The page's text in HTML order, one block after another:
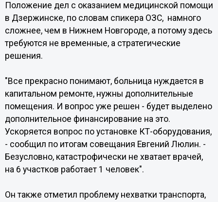
Положение дел с оказанием медицинской помощи
в Дзержинске, по словам спикера ОЗС, намного
сложнее, чем в Нижнем Новгороде, а потому здесь
требуются не временные, а стратегические
решения.
"Все прекрасно понимают, больница нуждается в
капитальном ремонте, нужны дополнительные
помещения. И вопрос уже решен - будет выделено
дополнительное финансирование на это.
Ускоряется вопрос по установке КТ-оборудования,
- сообщил по итогам совещания Евгений Люлин. -
Безусловно, катастрофически не хватает врачей,
на 6 участков работает 1 человек".
Он также отметил проблему нехватки транспорта,